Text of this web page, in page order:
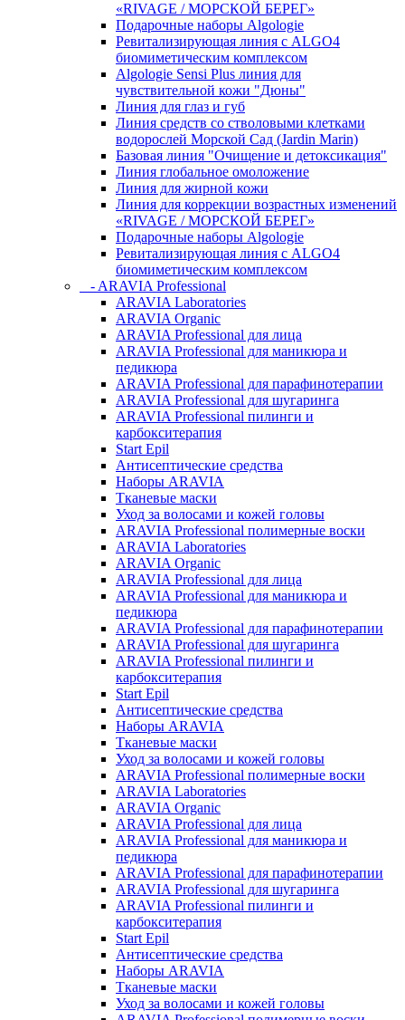
«RIVAGE / МОРСКОЙ БЕРЕГ»
Подарочные наборы Algologie
Ревитализирующая линия с ALGO4
биомиметическим комплексом
Algologie Sensi Plus линия для
чувcтвительной кожи "Дюны"
Линия для глаз и губ
Линия средств со стволовыми клетками
водорослей Морской Сад (Jardin Marin)
Базовая линия "Очищение и детоксикация"
Линия глобальное омоложение
Линия для жирной кожи
Линия для коррекции возрастных изменений
«RIVAGE / МОРСКОЙ БЕРЕГ»
Подарочные наборы Algologie
Ревитализирующая линия с ALGO4
биомиметическим комплексом
- ARAVIA Professional
ARAVIA Laboratories
ARAVIA Organic
ARAVIA Professional для лица
ARAVIA Professional для маникюра и
педикюра
ARAVIA Professional для парафинотерапии
ARAVIA Professional для шугаринга
ARAVIA Professional пилинги и
карбокситерапия
Start Epil
Антисептические средства
Наборы ARAVIA
Тканевые маски
Уход за волосами и кожей головы
ARAVIA Professional полимерные воски
ARAVIA Laboratories
ARAVIA Organic
ARAVIA Professional для лица
ARAVIA Professional для маникюра и
педикюра
ARAVIA Professional для парафинотерапии
ARAVIA Professional для шугаринга
ARAVIA Professional пилинги и
карбокситерапия
Start Epil
Антисептические средства
Наборы ARAVIA
Тканевые маски
Уход за волосами и кожей головы
ARAVIA Professional полимерные воски
ARAVIA Laboratories
ARAVIA Organic
ARAVIA Professional для лица
ARAVIA Professional для маникюра и
педикюра
ARAVIA Professional для парафинотерапии
ARAVIA Professional для шугаринга
ARAVIA Professional пилинги и
карбокситерапия
Start Epil
Антисептические средства
Наборы ARAVIA
Тканевые маски
Уход за волосами и кожей головы